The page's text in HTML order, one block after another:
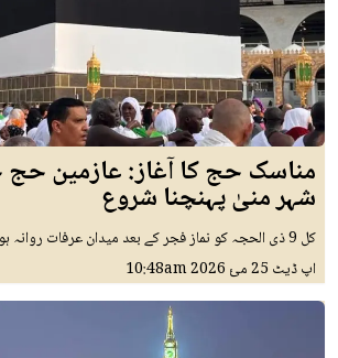
مناسک حج کا آغاز: عازمین
شہر منیٰ پہنچنا شروع
کل 9 ذی الحجہ کو نماز فجر کے بعد میدان عرفات روانہ ہوں گے۔
اپ ڈیٹ 25 مئ 2026 10:48am